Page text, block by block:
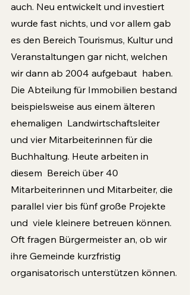
auch. Neu entwickelt und investiert
wurde fast nichts, und vor allem gab
es den Bereich Tourismus, Kultur und
Veranstaltungen gar nicht, welchen
wir dann ab 2004 aufgebaut  haben.
Die Abteilung für Immobilien bestand
beispielsweise aus einem älteren
ehemaligen  Landwirtschaftsleiter
und vier Mitarbeiterinnen für die
Buchhaltung. Heute arbeiten in
diesem  Bereich über 40
Mitarbeiterinnen und Mitarbeiter, die
parallel vier bis fünf große Projekte
und  viele kleinere betreuen können.
Oft fragen Bürgermeister an, ob wir
ihre Gemeinde kurzfristig
organisatorisch unterstützen können.